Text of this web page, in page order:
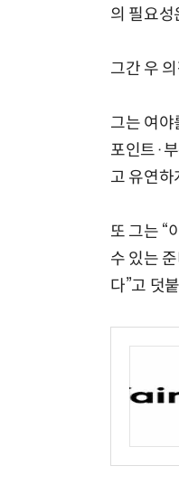
의 필요성
그간 우
그는 여야
포인트·
고 유연
또 그는 “
수 있는
다”고 덧